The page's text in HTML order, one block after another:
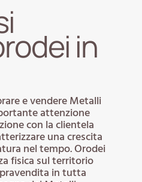
in
e vendere Metalli
attenzione
con la clientela
una crescita
nel tempo. Orodei
fisica sul territorio
in tutta